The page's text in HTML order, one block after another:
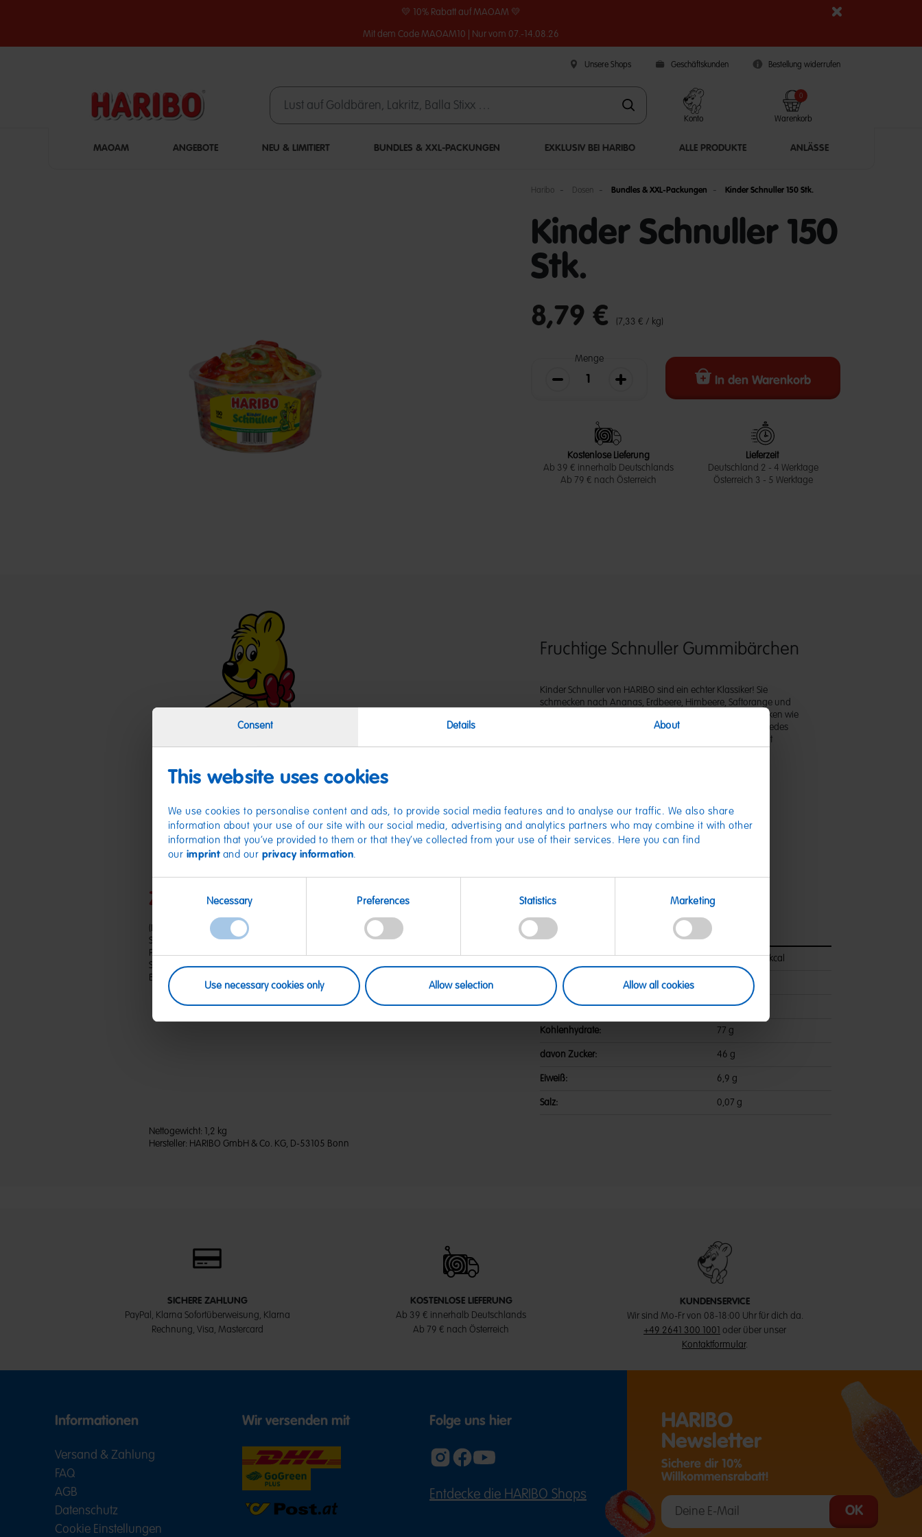
Consent Details About
This website uses cookies
We use cookies to personalise content and ads, to provide social media features and to analyse our traffic. We also share
information about your use of our site with our social media, advertising and analytics partners who may combine it with other
information that you’ve provided to them or that they’ve collected from your use of their services. Here you can find
our imprintand our privacy information.
Selection
Necessary Preferences Statistics Marketing
Use necessary cookies only Allow selection Allow all cookies
💛 10% Rabatt auf MAOAM 💛
Mit dem Code MAOAM10 | Nur vom 07.-14.08.26
Unsere Shops Geschäftskunden Bestellung widerrufen
Konto Warenkorb
0
MAOAM ANGEBOTE NEU & LIMITIERT BUNDLES & XXL-PACKUNGEN EXKLUSIV BEI HARIBO ALLE PRODUKTE ANLÄSSE
Haribo Dosen Bundles & XXL-Packungen Kinder Schnuller 150 Stk.
Kinder Schnuller 150
Stk.
undefined out of 5 Customer Rating
8,79 € (7,33 € / kg)
Menge
Die Menge verringernDie Menge erhöhen In den Warenkorb
Kostenlose Lieferung
Ab 39 € innerhalb Deutschlands
Ab 79 € nach Österreich
Lieferzeit
Deutschland 2 - 4 Werktage
Österreich 3 - 5 Werktage
Fruchtige Schnuller Gummibärchen
Kinder Schnuller von HARIBO sind ein echter Klassiker! Sie
schmecken nach Ananas, Erdbeere, Himbeere, Saftorange und
Zitrone und bereiten besonders großen Naschspaß. Snacken wie
einen Schnulli oder in einem Happs im Mund - die kennt jedes
Kind! Die praktische Box ist ideal zum Teilen oder als Vorrat
Zutaten
(D) Fruchtgummi | Zutaten: Glukosesirup; Zucker; Gelatine; Dextrose;
Säuerungsmittel: Citronensäure; Sonnenblumenöl; Frucht- und
Pflanzenkonzentrate: Saflor, Spirulina, Rettich, Apfel, Süßkartoffel, Karotte,
Schwarze Johannisbeere, Hibiskus, Zitrone; Aroma; Überzugsmittel:
Bienenwachs weiß und gelb. Kann Spuren von MILCH, WEIZEN enthalten.
Nährwerte
Nährwerte
Energie: 1459 kJ/343 kcal
Fett:
davon gesättigte Fettsäuren: 0,1 g
Kohlenhydrate: 77 g
davon Zucker: 46 g
Eiweiß: 6,9 g
Salz: 0,07 g
Nettogewicht: 1,2 kg
Hersteller: HARIBO GmbH & Co. KG, D-53105 Bonn
SICHERE ZAHLUNG
PayPal, Klarna Sofortüberweisung, Klarna
Rechnung, Visa, Mastercard
KOSTENLOSE LIEFERUNG
Ab 39 € innerhalb Deutschlands
Ab 79 € nach Österreich
KUNDENSERVICE
Wir sind Mo-Fr von 08-18:00 Uhr für dich da.
+49 2641 300 1001
oder über unser
Kontaktformular.
Informationen
Versand & Zahlung
FAQ
AGB
Datenschutz
Cookie Einstellungen
Wir versenden mit Folge uns hier
Entdecke die HARIBO Shops (ÖFFNET EINE EXTERNE SEITE IN EINEM NEUEN TAB)
HARIBO
Newsletter
Sichere dir 10%
Willkommensrabatt!